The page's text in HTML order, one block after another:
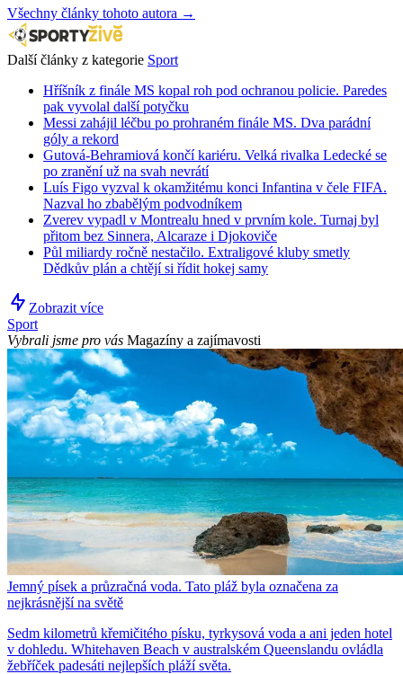
Všechny články tohoto autora →
Další články z kategorie Sport
Hříšník z finále MS kopal roh pod ochranou policie. Paredes
pak vyvolal další potyčku
Messi zahájil léčbu po prohraném finále MS. Dva parádní
góly a rekord
Gutová-Behramiová končí kariéru. Velká rivalka Ledecké se
po zranění už na svah nevrátí
Luís Figo vyzval k okamžitému konci Infantina v čele FIFA.
Nazval ho zbabělým podvodníkem
Zverev vypadl v Montrealu hned v prvním kole. Turnaj byl
přitom bez Sinnera, Alcaraze i Djokoviče
Půl miliardy ročně nestačilo. Extraligové kluby smetly
Dědkův plán a chtějí si řídit hokej samy
Zobrazit více
Sport
Vybrali jsme pro vás Magazíny a zajímavosti
Jemný písek a průzračná voda. Tato pláž byla označena za
nejkrásnější na světě
Sedm kilometrů křemičitého písku, tyrkysová voda a ani jeden hotel
v dohledu. Whitehaven Beach v australském Queenslandu ovládla
žebříček padesáti nejlepších pláží světa.